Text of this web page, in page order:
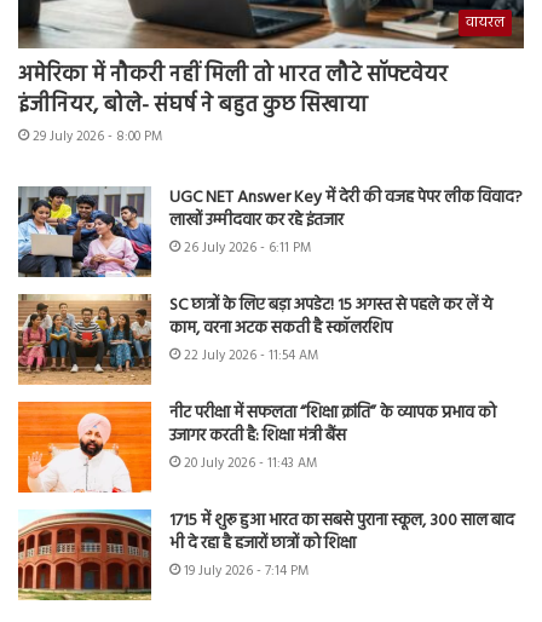
वायरल
अमेरिका में नौकरी नहीं मिली तो भारत लौटे सॉफ्टवेयर
इंजीनियर, बोले- संघर्ष ने बहुत कुछ सिखाया
29 July 2026 - 8:00 PM
UGC NET Answer Key में देरी की वजह पेपर लीक विवाद?
लाखों उम्मीदवार कर रहे इंतजार
26 July 2026 - 6:11 PM
SC छात्रों के लिए बड़ा अपडेट! 15 अगस्त से पहले कर लें ये
काम, वरना अटक सकती है स्कॉलरशिप
22 July 2026 - 11:54 AM
नीट परीक्षा में सफलता “शिक्षा क्रांति” के व्यापक प्रभाव को
उजागर करती है: शिक्षा मंत्री बैंस
20 July 2026 - 11:43 AM
1715 में शुरू हुआ भारत का सबसे पुराना स्कूल, 300 साल बाद
भी दे रहा है हजारों छात्रों को शिक्षा
19 July 2026 - 7:14 PM